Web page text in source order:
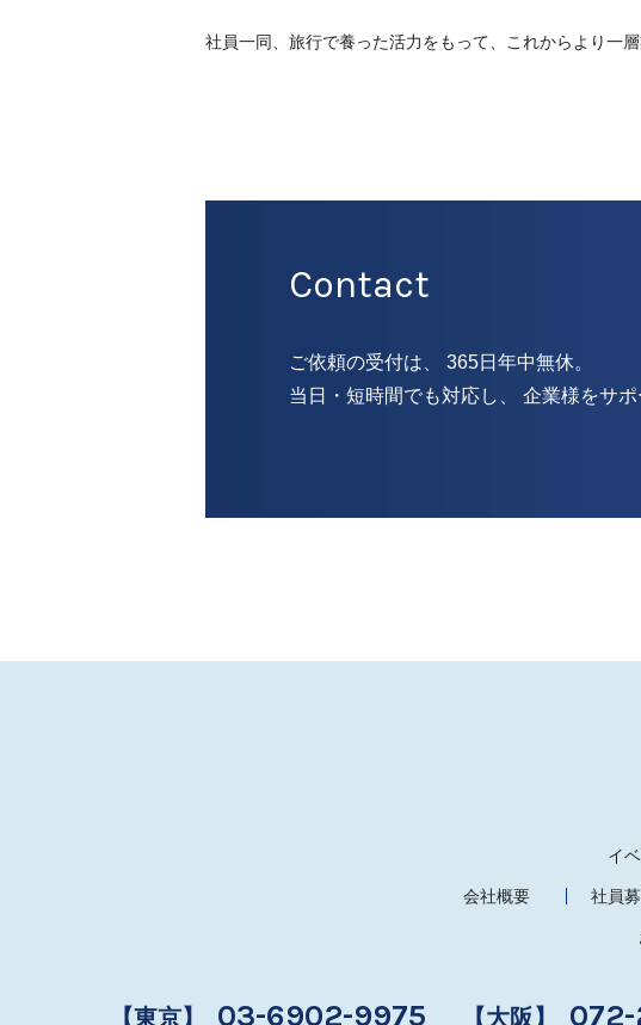
社員一同、旅行で養った活力をもって、これからより一
Contact
ご依頼の受付は、 365日年中無休。
当日・短時間でも対応し、 企業様をサポ
イ
会社概要 社員
【東京】 03-6902-9975 【大阪】